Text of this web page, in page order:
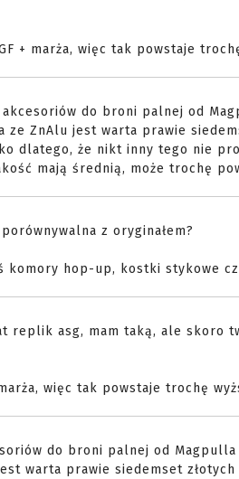
+ marża, więc tak powstaje
do broni palnej od
ze ZnAlu jest warta prawie
dlatego, że nikt inny tego nie
mają średnią, może trochę
z oryginałem?
komory hop-up, kostki stykowe
replik asg, mam taką, ale skoro
więc tak powstaje trochę
do broni palnej od
warta prawie siedemset złotych